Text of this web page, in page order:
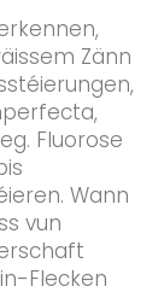
Zänn
Fluorose
Wann
vun
Flecken